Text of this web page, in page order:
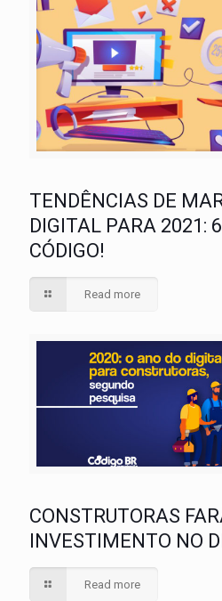
TENDÊNCIAS DE
DIGITAL PARA 2021:
CÓDIGO!
Read more
CONSTRUTORAS
INVESTIMENTO NO
Read more